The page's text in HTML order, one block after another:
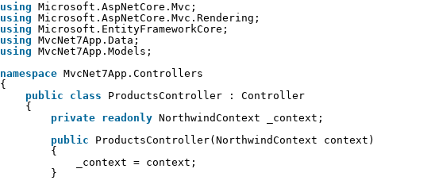
using
Microsoft.AspNetCore.Mvc;
using
Microsoft.AspNetCore.Mvc.Rendering;
using
Microsoft.EntityFrameworkCore;
using
MvcNet7App.Data;
using
MvcNet7App.Models;
namespace MvcNet7App.Controllers
{
public
class
ProductsController : Controller
{
private readonly NorthwindContext _context;
public
ProductsController(NorthwindContext context)
{
_context = context;
}